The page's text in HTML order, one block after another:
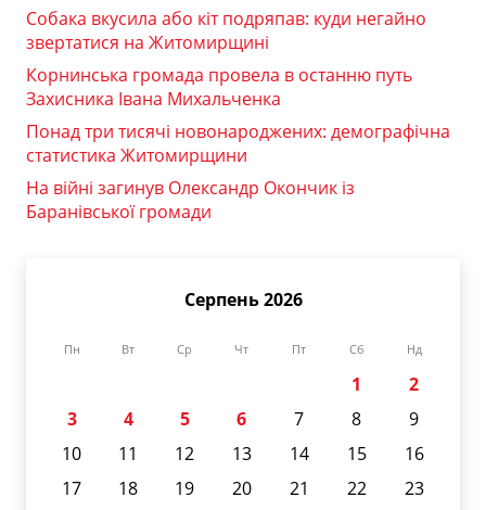
Собака вкусила або кіт подряпав: куди негайно
звертатися на Житомирщині
Корнинська громада провела в останню путь
Захисника Івана Михальченка
Понад три тисячі новонароджених: демографічна
статистика Житомирщини
На війні загинув Олександр Окончик із
Баранівської громади
Серпень 2026
Пн Вт Ср Чт Пт Сб Нд
1
2
3
4 5 6 7 8
9
10
11 12 13 14 15
16
17
18 19 20 21 22
23